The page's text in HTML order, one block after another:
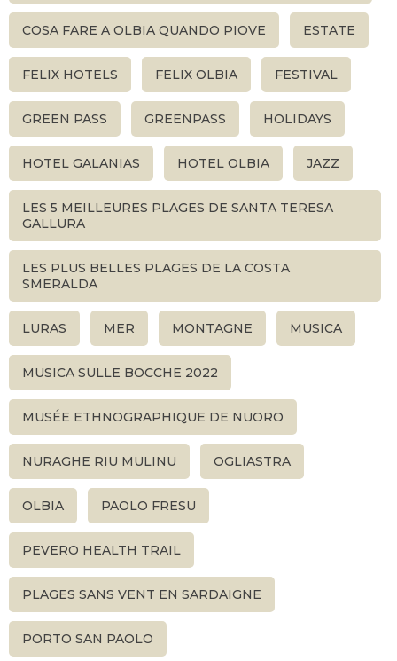
COSA FARE A OLBIA QUANDO PIOVE ESTATE
FELIX HOTELS FELIX OLBIA FESTIVAL
GREEN PASS GREENPASS HOLIDAYS
HOTEL GALANIAS HOTEL OLBIA JAZZ
LES 5 MEILLEURES PLAGES DE SANTA TERESA
GALLURA
LES PLUS BELLES PLAGES DE LA COSTA
SMERALDA
LURAS MER MONTAGNE MUSICA
MUSICA SULLE BOCCHE 2022
MUSÉE ETHNOGRAPHIQUE DE NUORO
NURAGHE RIU MULINU OGLIASTRA
OLBIA PAOLO FRESU
PEVERO HEALTH TRAIL
PLAGES SANS VENT EN SARDAIGNE
PORTO SAN PAOLO